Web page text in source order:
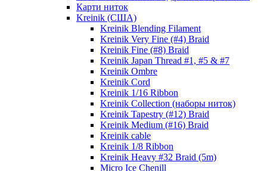
Карти ниток
Kreinik (США)
Kreinik Blending Filament
Kreinik Very Fine (#4) Braid
Kreinik Fine (#8) Braid
Kreinik Japan Thread #1, #5 & #7
Kreinik Ombre
Kreinik Cord
Kreinik 1/16 Ribbon
Kreinik Collection (наборы ниток)
Kreinik Tapestry (#12) Braid
Kreinik Medium (#16) Braid
Kreinik cable
Kreinik 1/8 Ribbon
Kreinik Heavy #32 Braid (5m)
Micro Ice Chenill